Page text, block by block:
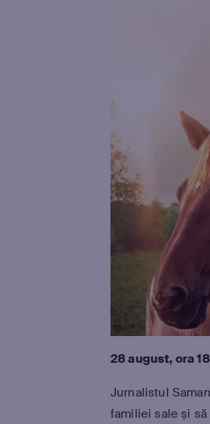
28 august, ora
Jurnalistul
familiei sale și